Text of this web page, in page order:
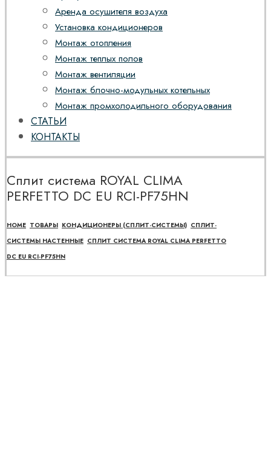
Аренда осушителя воздуха
Установка кондиционеров
Монтаж отопления
Монтаж теплых полов
Монтаж вентиляции
Монтаж блочно-модульных котельных
Монтаж промхолодильного оборудования
СТАТЬИ
КОНТАКТЫ
Сплит система ROYAL CLIMA
PERFETTO DC EU RCI-PF75HN
HOME ТОВАРЫ КОНДИЦИОНЕРЫ (СПЛИТ-СИСТЕМЫ) СПЛИТ-
СИСТЕМЫ НАСТЕННЫЕ СПЛИТ СИСТЕМА ROYAL CLIMA PERFETTO
DC EU RCI-PF75HN